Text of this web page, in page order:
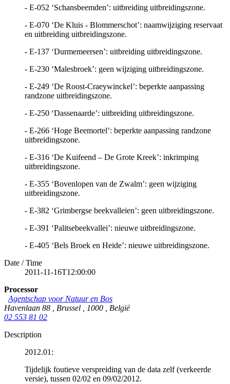
- E-052 ‘Schansbeemden’: uitbreiding uitbreidingszone.
- E-070 ‘De Kluis - Blommerschot’: naamwijziging reservaat
en uitbreiding uitbreidingszone.
- E-137 ‘Durmemeersen’: uitbreiding uitbreidingszone.
- E-230 ‘Malesbroek’: geen wijziging uitbreidingszone.
- E-249 ‘De Roost-Craeywinckel’: beperkte aanpassing
randzone uitbreidingszone.
- E-250 ‘Dassenaarde’: uitbreiding uitbreidingszone.
- E-266 ‘Hoge Beemortel’: beperkte aanpassing randzone
uitbreidingszone.
- E-316 ‘De Kuifeend – De Grote Kreek’: inkrimping
uitbreidingszone.
- E-355 ‘Bovenlopen van de Zwalm’: geen wijziging
uitbreidingszone.
- E-382 ‘Grimbergse beekvalleien’: geen uitbreidingszone.
- E-391 ‘Palitsebeekvallei’: nieuwe uitbreidingszone.
- E-405 ‘Bels Broek en Heide’: nieuwe uitbreidingszone.
Date / Time
2011-11-16T12:00:00
Processor
Agentschap voor Natuur en Bos
Havenlaan 88
Brussel 1000
België
02 553 81 02
Description
2012.01:
Tijdelijk foutieve verspreiding van de data zelf (verkeerde
versie), tussen 02/02 en 09/02/2012.